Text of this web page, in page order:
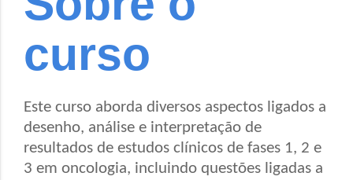
curso
Este curso aborda diversos aspectos ligados a
desenho, análise e interpretação de
resultados de estudos clínicos de fases 1, 2 e
3 em oncologia, incluindo questões ligadas a